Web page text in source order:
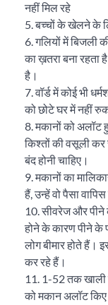
नहीं मिल रहे
5. बच्चों के खेलने के
6. गलियों में बिजली
का ख़तरा बना रहता
है।
7. वॉर्ड में कोई भी
को छोटे घर में नहीं
8. मकानों को अलॉट
किश्तों की वसूली कर
बंद होनी चाहिए।
9. मकानों का
हैं, उन्हें वो पैसा
10. सीवरेज और पीने
होने के कारण पीने के
लोग बीमार होते
कर रहे हैं।
11. 1-52 तक खाली
को मकान अलॉट किए